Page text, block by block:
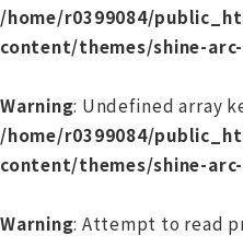
/home/r0399084/
content/themes/shine-
Warning: Undefined array
/home/r0399084/
content/themes/shine-
Warning: Attempt to read